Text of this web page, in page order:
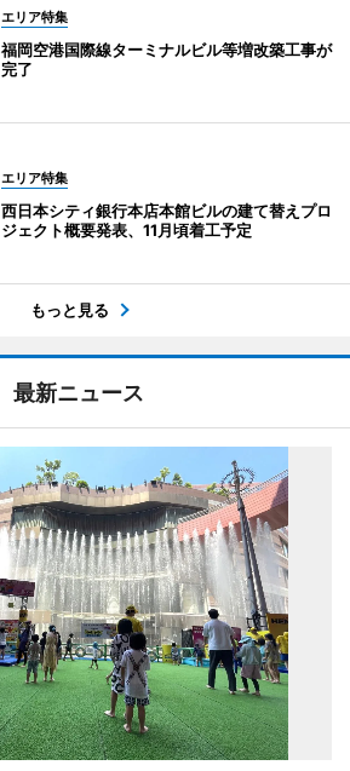
エリア特集
福岡空港国際線ターミナルビル等増改築工事が
完了
エリア特集
西日本シティ銀行本店本館ビルの建て替えプロ
ジェクト概要発表、11月頃着工予定
もっと見る
最新ニュース